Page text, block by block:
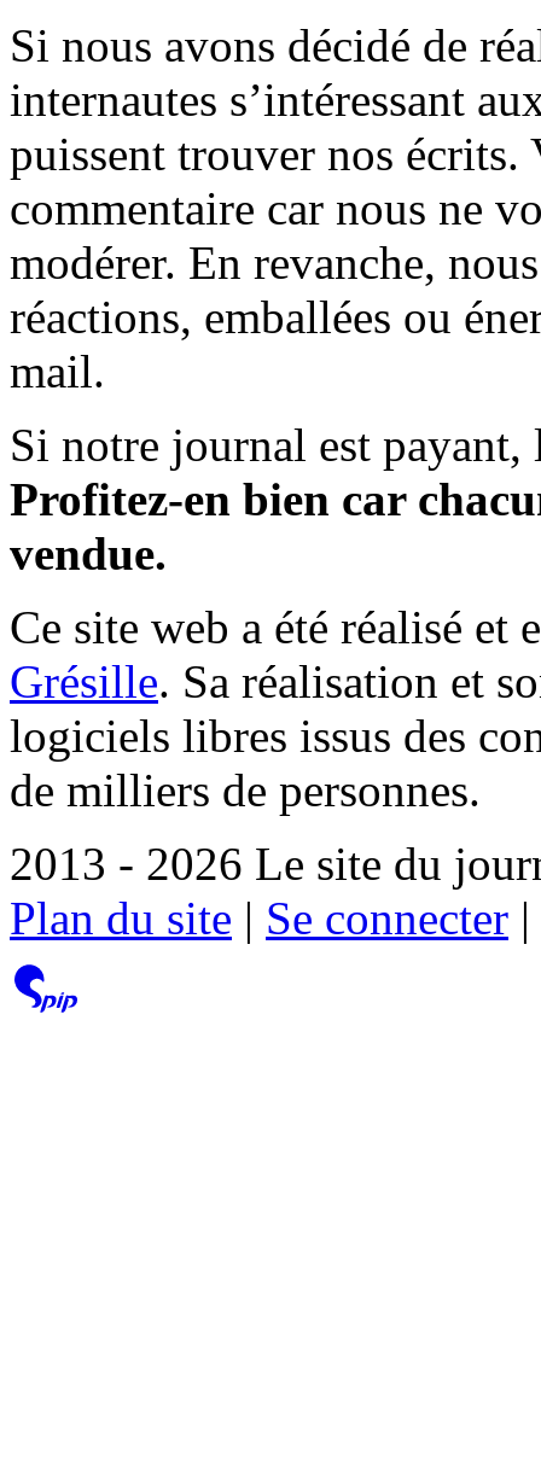
Si nous avons décidé de
internautes s’intéressant
puissent trouver nos écrits.
commentaire car nous ne
modérer. En revanche,
réactions, emballées ou
mail.
Si notre journal est payant,
Profitez-en bien car
vendue.
Ce site web a été réalisé et
Grésille. Sa réalisation et
logiciels libres issus des
de milliers de personnes.
2013 - 2026 Le site du
Plan du site | Se connecter |